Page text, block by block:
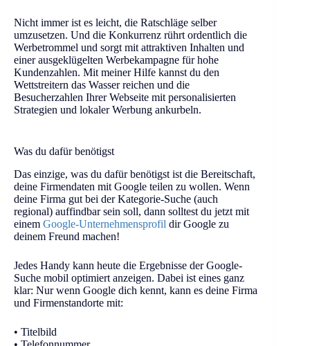
Nicht immer ist es leicht, die Ratschläge selber
umzusetzen. Und die Konkurrenz rührt ordentlich die
Werbetrommel und sorgt mit attraktiven Inhalten und
einer ausgeklügelten Werbekampagne für hohe
Kundenzahlen. Mit meiner Hilfe kannst du den
Wettstreitern das Wasser reichen und die
Besucherzahlen Ihrer Webseite mit personalisierten
Strategien und lokaler Werbung ankurbeln.
Was du dafür benötigst
Das einzige, was du dafür benötigst ist die Bereitschaft,
deine Firmendaten mit Google teilen zu wollen. Wenn
deine Firma gut bei der Kategorie-Suche (auch
regional) auffindbar sein soll, dann solltest du jetzt mit
einem Google-Unternehmensprofil dir Google zu
deinem Freund machen!
Jedes Handy kann heute die Ergebnisse der Google-
Suche mobil optimiert anzeigen. Dabei ist eines ganz
klar: Nur wenn Google dich kennt, kann es deine Firma
und Firmenstandorte mit:
• Titelbild